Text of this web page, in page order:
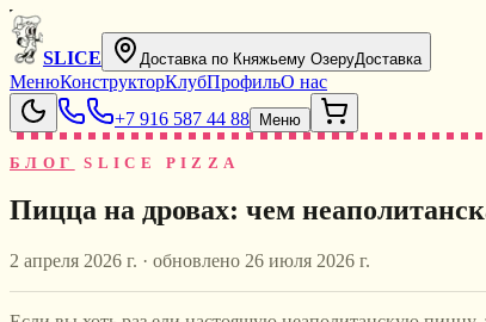
SLICE Доставка по Княжьему ОзеруДоставка
МенюКонструкторКлубПрофильО нас
+7 916 587 44 88
Меню
БЛОГ SLICE PIZZA
Пицца на дровах: чем
2 апреля 2026 г. · обновлено 26 июля 2026 г.